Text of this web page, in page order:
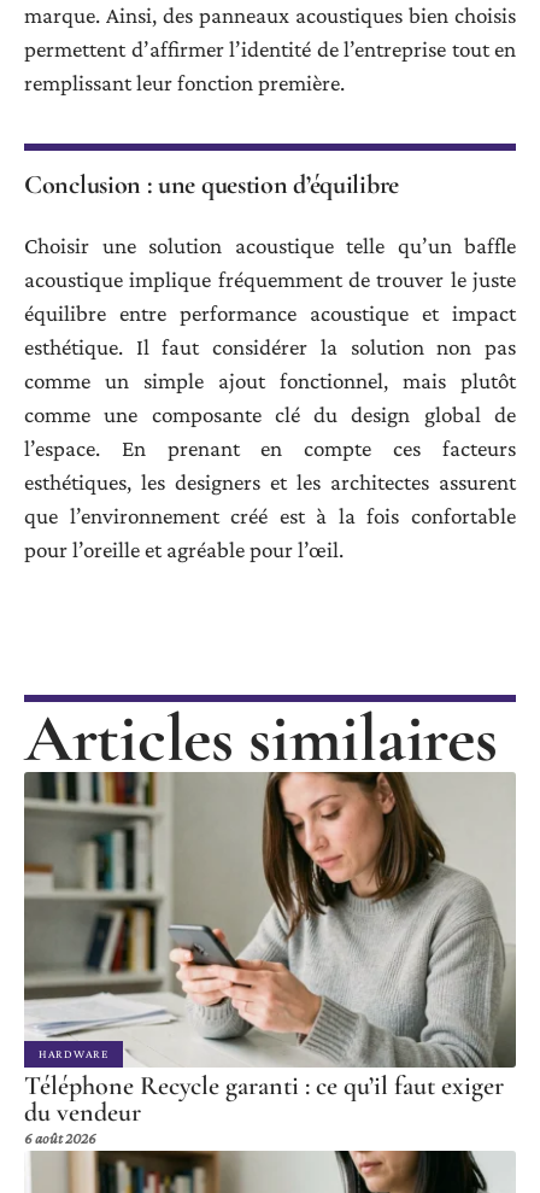
marque. Ainsi, des panneaux acoustiques bien choisis
permettent d’affirmer l’identité de l’entreprise tout en
remplissant leur fonction première.
Conclusion : une question d’équilibre
Choisir une solution acoustique telle qu’un baffle
acoustique implique fréquemment de trouver le juste
équilibre entre performance acoustique et impact
esthétique. Il faut considérer la solution non pas
comme un simple ajout fonctionnel, mais plutôt
comme une composante clé du design global de
l’espace. En prenant en compte ces facteurs
esthétiques, les designers et les architectes assurent
que l’environnement créé est à la fois confortable
pour l’oreille et agréable pour l’œil.
Articles similaires
HARDWARE
Téléphone Recycle garanti : ce qu’il faut exiger
du vendeur
6 août 2026